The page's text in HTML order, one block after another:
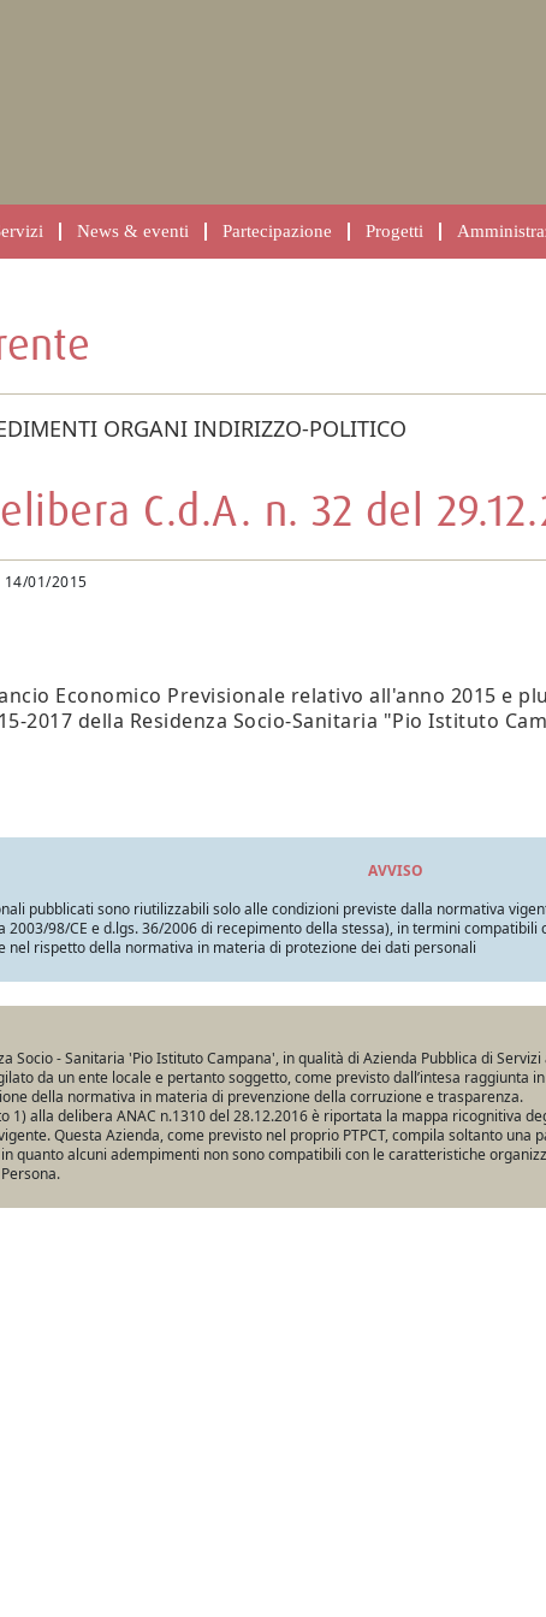
News & eventi Partecipazione Progetti
ORGANI INDIRIZZO-POLITICO
C.d.A. n. 32 del
14/01/2015
Economico Previsionale relativo all'anno 2015 e
2017 della Residenza Socio-Sanitaria "Pio Istituto
AVVISO
pubblicati sono riutilizzabili solo alle condizioni previste dalla normativa
2003/98/CE e d.lgs. 36/2006 di recepimento della stessa), in termini
nel rispetto della normativa in materia di protezione dei dati personali
Socio - Sanitaria 'Pio Istituto Campana', in qualità di Azienda Pubblica di
da un ente locale e pertanto soggetto, come previsto dall’intesa raggiunta
della normativa in materia di prevenzione della corruzione e trasparenza.
1) alla delibera ANAC n.1310 del 28.12.2016 è riportata la mappa ricognitiva
Questa Azienda, come previsto nel proprio PTPCT, compila soltanto una
quanto alcuni adempimenti non sono compatibili con le caratteristiche